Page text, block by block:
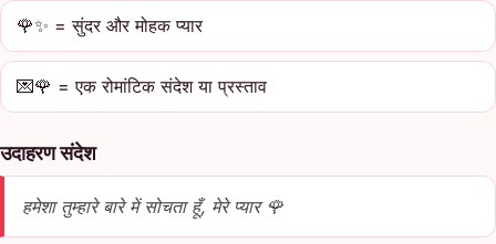
🌹✨ = सुंदर और मोहक प्यार
💌🌹 = एक रोमांटिक संदेश या प्रस्ताव
उदाहरण संदेश
हमेशा तुम्हारे बारे में सोचता हूँ, मेरे प्यार 🌹